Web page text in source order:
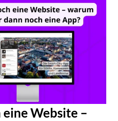
Website –